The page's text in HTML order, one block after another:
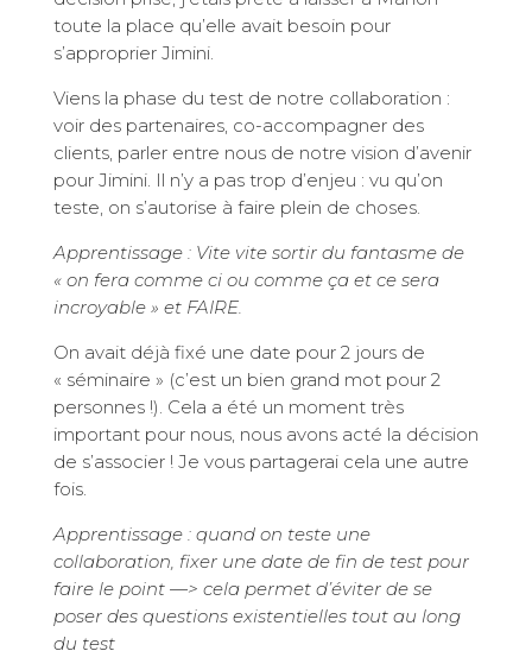
toute la place qu’elle avait besoin pour
s’approprier Jimini.
Viens la phase du test de notre collaboration :
voir des partenaires, co-accompagner des
clients, parler entre nous de notre vision d’avenir
pour Jimini. Il n’y a pas trop d’enjeu : vu qu’on
teste, on s’autorise à faire plein de choses.
Apprentissage : Vite vite sortir du fantasme de
« on fera comme ci ou comme ça et ce sera
incroyable » et FAIRE.
On avait déjà fixé une date pour 2 jours de
« séminaire » (c’est un bien grand mot pour 2
personnes !). Cela a été un moment très
important pour nous, nous avons acté la décision
de s’associer ! Je vous partagerai cela une autre
fois.
Apprentissage : quand on teste une
collaboration, fixer une date de fin de test pour
faire le point —> cela permet d’éviter de se
poser des questions existentielles tout au long
du test